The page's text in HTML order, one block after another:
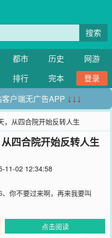
搜索
都市 历史
网游
排行 完本
登录
户端无广告APP ↓↓↓
，从四合院开始反转人生
四合院开始反转人生
11-02 12:34:58
、你不要过来啊，再来我要叫
点击阅读